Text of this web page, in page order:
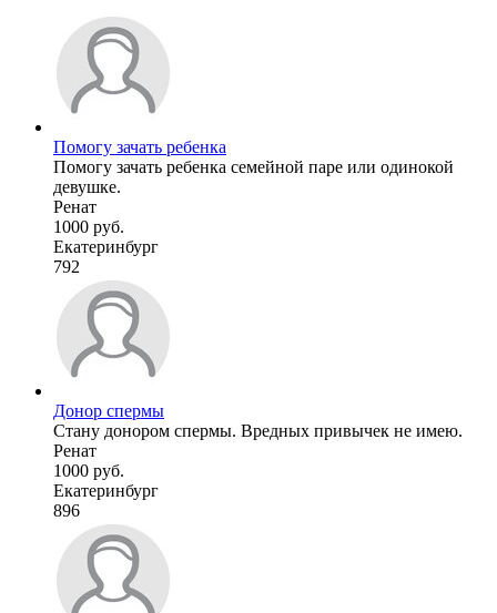
Помогу зачать ребенка
Помогу зачать ребенка семейной паре или одинокой
девушке.
Ренат
1000 руб.
Екатеринбург
792
Донор спермы
Стану донором спермы. Вредных привычек не имею.
Ренат
1000 руб.
Екатеринбург
896